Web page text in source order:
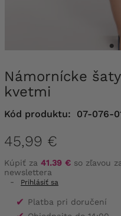
Námornícke šaty s veľkými bielymi
kvetmi
Kód produktu: 07-076-
45,99 €
Kúpiť za 41.39 € so zľavou
newslettera
-
Prihlásiť sa
✔ Platba pri doručení